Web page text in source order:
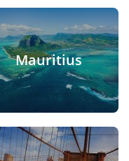
Mauritius